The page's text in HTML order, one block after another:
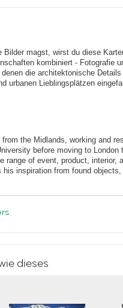
Bilder magst, wirst du diese
kombiniert - Fotografie
die architektonische Details
urbanen Lieblingsplätzen
the Midlands, working and
before moving to London
range of event, product, interior,
his inspiration from found
dieses